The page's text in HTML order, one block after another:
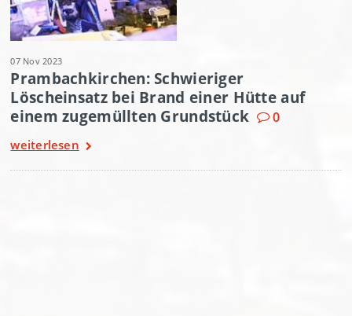
07 Nov 2023
Prambachkirchen: Schwieriger
Löscheinsatz bei Brand einer Hütte auf
einem zugemüllten Grundstück
0
weiterlesen